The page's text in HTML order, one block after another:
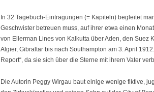
In 32 Tagebuch-Eintragungen (= Kapiteln) begleitet
Geschwister betreuen muss, auf ihrer etwa einen
von Ellerman Lines von Kalkutta über Aden, den Suez
Algier, Gibraltar bis nach Southampton am 3. April
Report“, da sie sich über die Sterne mit ihrem Vater
Die Autorin Peggy Wirgau baut einige wenige fiktive,